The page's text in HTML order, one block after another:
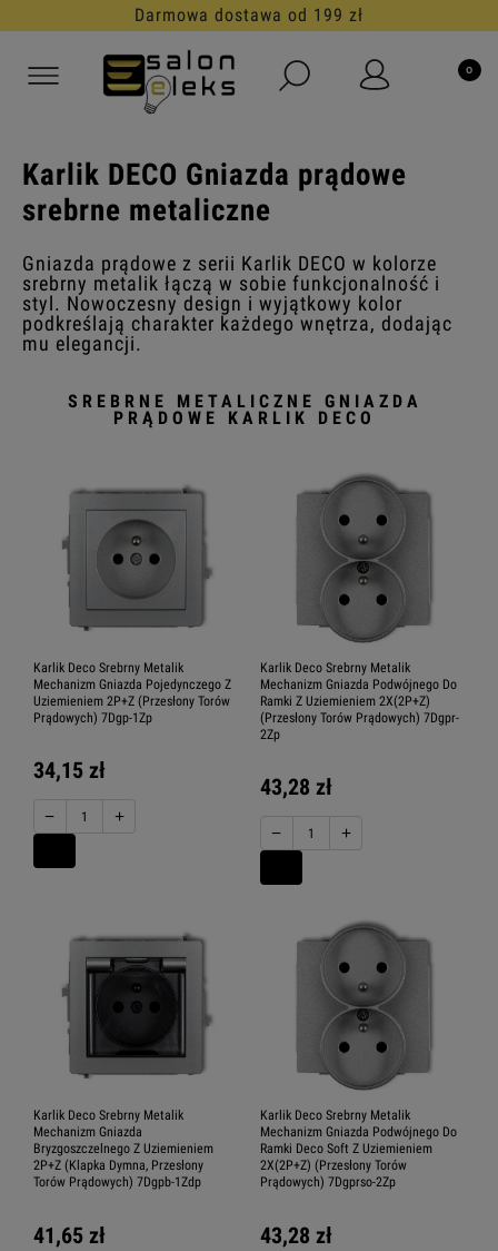
30 dni na darmowy zwrot
Karlik DECO Gniazda prądowe
srebrne metaliczne
Gniazda prądowe z serii Karlik DECO w kolorze
srebrny metalik łączą w sobie funkcjonalność i
styl. Nowoczesny design i wyjątkowy kolor
podkreślają charakter każdego wnętrza, dodając
mu elegancji.
SREBRNE METALICZNE GNIAZDA
PRĄDOWE KARLIK DECO
Karlik Deco Srebrny Metalik
Mechanizm Gniazda Pojedynczego Z
Uziemieniem 2P+Z (Przesłony Torów
Prądowych) 7Dgp-1Zp
34,15 zł
− +
Karlik Deco Srebrny Metalik
Mechanizm Gniazda Podwójnego Do
Ramki Z Uziemieniem 2X(2P+Z)
(Przesłony Torów Prądowych) 7Dgpr-
2Zp
43,28 zł
− +
Karlik Deco Srebrny Metalik
Mechanizm Gniazda
Bryzgoszczelnego Z Uziemieniem
2P+Z (Klapka Dymna, Przesłony
Torów Prądowych) 7Dgpb-1Zdp
41,65 zł
Karlik Deco Srebrny Metalik
Mechanizm Gniazda Podwójnego Do
Ramki Deco Soft Z Uziemieniem
2X(2P+Z) (Przesłony Torów
Prądowych) 7Dgprso-2Zp
43,28 zł